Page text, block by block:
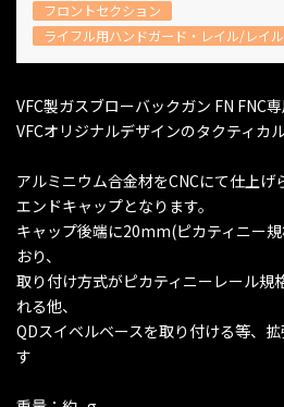
フロントセクション
ライフル用ハンドガード・レイル/レイ
VFC製ガスブローバックガン FN FNC
VFCオリジナルデザインのタクティカ
アルミニウム合金材をCNCにて仕上げ
エンドキャップとなります。
キャップ後端に20mm(ピカティニー
おり、
取り付け方式がピカティニーレール規
れる他、
QDスイベルベースを取り付ける等、
す